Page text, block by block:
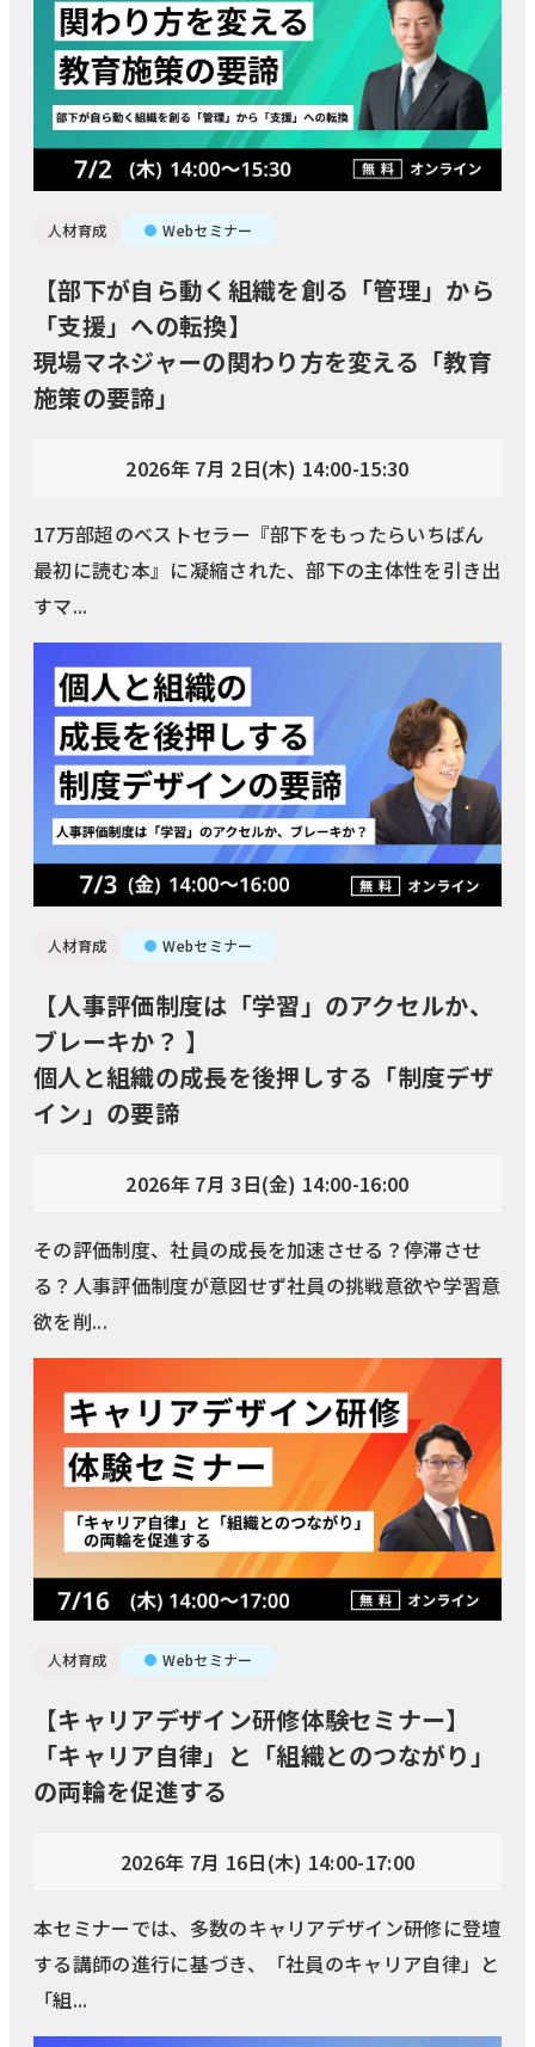
人材育成 Webセミナー
【部下が自ら動く組織を創る「管理」から
「支援」への転換】
現場マネジャーの関わり方を変える「教育
施策の要諦」
2026年 7月 2日(木) 14:00-15:30
17万部超のベストセラー『部下をもったらいちばん
最初に読む本』に凝縮された、部下の主体性を引き出
すマ...
人材育成 Webセミナー
【人事評価制度は「学習」のアクセルか、
ブレーキか？ 】
個人と組織の成長を後押しする「制度デザ
イン」の要諦
2026年 7月 3日(金) 14:00-16:00
その評価制度、社員の成長を加速させる？停滞させ
る？人事評価制度が意図せず社員の挑戦意欲や学習意
欲を削...
人材育成 Webセミナー
【キャリアデザイン研修体験セミナー】
「キャリア自律」と「組織とのつながり」
の両輪を促進する
2026年 7月 16日(木) 14:00-17:00
本セミナーでは、多数のキャリアデザイン研修に登壇
する講師の進行に基づき、「社員のキャリア自律」と
「組...